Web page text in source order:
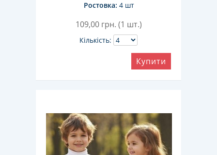
Ростовка: 4 шт
109,00 грн. (1 шт.)
Кількість:
Купити